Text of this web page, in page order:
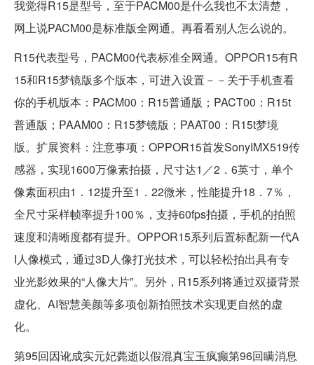
我觉得R15是型号，至于PACM00是什么我也不太清楚，
网上说PACM00是标准版全网通。再看看别人怎么说的。
R15代表型号，PACM00代表标准全网通。OPPOR15有R
15和R15梦镜版多个版本，可进入设置－－关于手机查看
你的手机版本：PACM00：R15普通版；PACT00：R15t
普通版；PAAM00：R15梦镜版；PAAT00：R15t梦境
版。扩展资料：注意事项：OPPOR15首发SonyIMX519传
感器，实现1600万像素拍摄，尺寸达1／2．6英寸，单个
像素面积由1．12提升至1．22微米，性能提升18．7％，
全尺寸采样帧率提升100％，支持60fps拍摄，手机的拍照
速度和清晰度都有提升。OPPOR15系列后置标配新一代A
I人像模式，通过3D人像打光技术，可以轻松拍出具有专
业光影效果的“人像大片”。另外，R15系列将通过双摄背景
虚化、AI智慧美颜等多项创新拍照技术实现更自然的虚
化。
第95回因讹成实元妃薨逝以假混真宝玉疯癫第96回瞒消息